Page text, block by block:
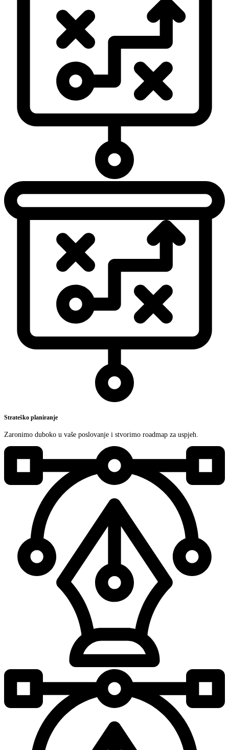
Strateško planiranje
Zaronimo duboko u vaše poslovanje i stvorimo roadmap za uspjeh.